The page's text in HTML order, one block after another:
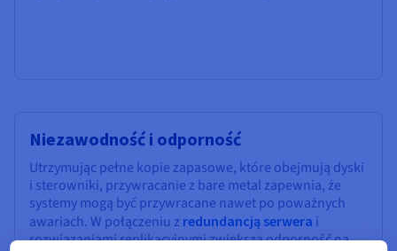
Niezawodność i odporność
Utrzymując pełne kopie zapasowe, które obejmują dyski
i sterowniki, przywracanie z bare metal zapewnia, że
systemy mogą być przywracane nawet po poważnych
awariach. W połączeniu z redundancją serwera i
rozwiązaniami replikacyjnymi zwiększa odporność na